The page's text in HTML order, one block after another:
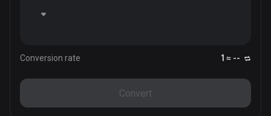
Conversion rate 1 ≈ --
Convert